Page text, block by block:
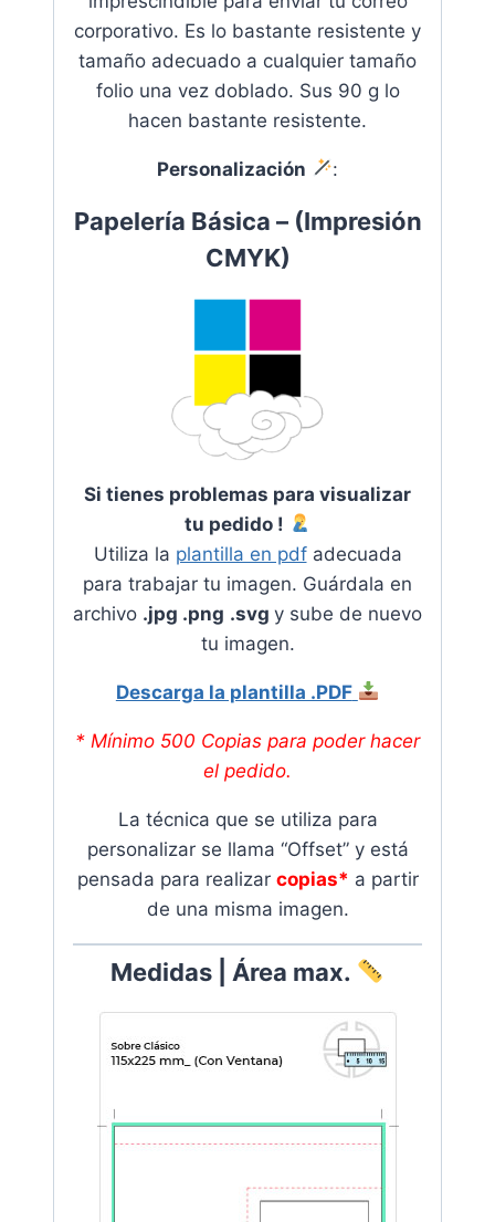
corporativo. Es lo bastante resistente y
tamaño adecuado a cualquier tamaño
folio una vez doblado. Sus 90 g lo
hacen bastante resistente.
Personalización :
Papelería Básica – (Impresión
CMYK)
Si tienes problemas para visualizar
tu pedido !
Utiliza la plantilla en pdfadecuada
para trabajar tu imagen. Guárdala en
archivo .jpg .png .svg y sube de nuevo
tu imagen.
Descarga la plantilla .PDF
* Mínimo 500 Copias para poder hacer
el pedido.
La técnica que se utiliza para
personalizar se llama “Offset” y está
pensada para realizar copias* a partir
de una misma imagen.
Medidas | Área max.